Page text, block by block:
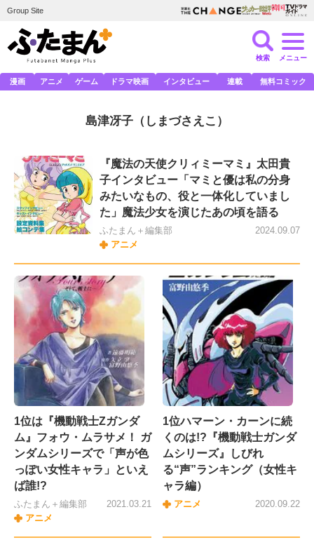
Group Site
検索 メニュー
漫画 アニメ ゲーム ドラマ映画 インタビュー 連載 無料コミック
島津冴子 （しまづさえこ）
『魔法の天使クリィミーマミ』太田貴
子インタビュー「マミと優は私の分身
みたいなもの、役と一体化していまし
た」魔法少女を演じたあの頃を語る
ふたまん＋編集部
アニメ
2024.09.07
1位は『機動戦士Zガンダ
ム』フォウ・ムラサメ！ ガ
ンダムシリーズで「声が色
っぽい女性キャラ」といえ
ば誰!?
ふたまん＋編集部
アニメ
2021.03.21
1位ハマーン・カーンに続
くのは!?『機動戦士ガンダ
ムシリーズ』しびれ
る“声”ランキング（女性キ
ャラ編）
アニメ 2020.09.22